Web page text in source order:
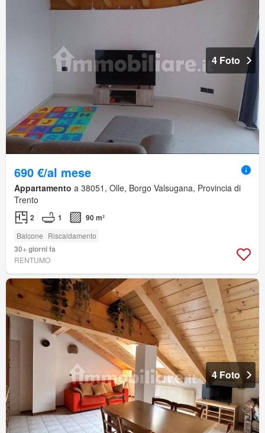
4 Foto
690 €/al mese
Appartamento a 38051, Olle, Borgo Valsugana, Provincia di
Trento
2 1 90 m²
Balcone Riscaldamento
30+ giorni fa
RENTUMO
4 Foto